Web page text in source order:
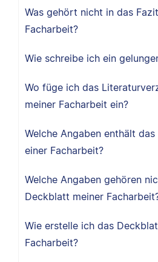
Was gehört nicht in das
Facharbeit?
Wie schreibe ich ein
Wo füge ich das
meiner Facharbeit ein?
Welche Angaben enthält
einer Facharbeit?
Welche Angaben gehören
Deckblatt meiner
Wie erstelle ich das
Facharbeit?